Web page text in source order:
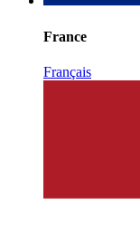
France
Français